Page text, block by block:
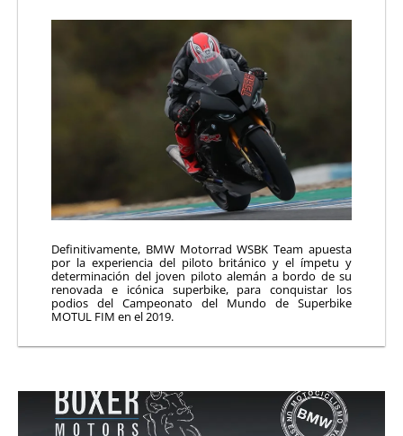
Definitivamente, BMW Motorrad WSBK Team apuesta
por la experiencia del piloto británico y el ímpetu y
determinación del joven piloto alemán a bordo de su
renovada e icónica superbike, para conquistar los
podios del Campeonato del Mundo de Superbike
MOTUL FIM en el 2019.